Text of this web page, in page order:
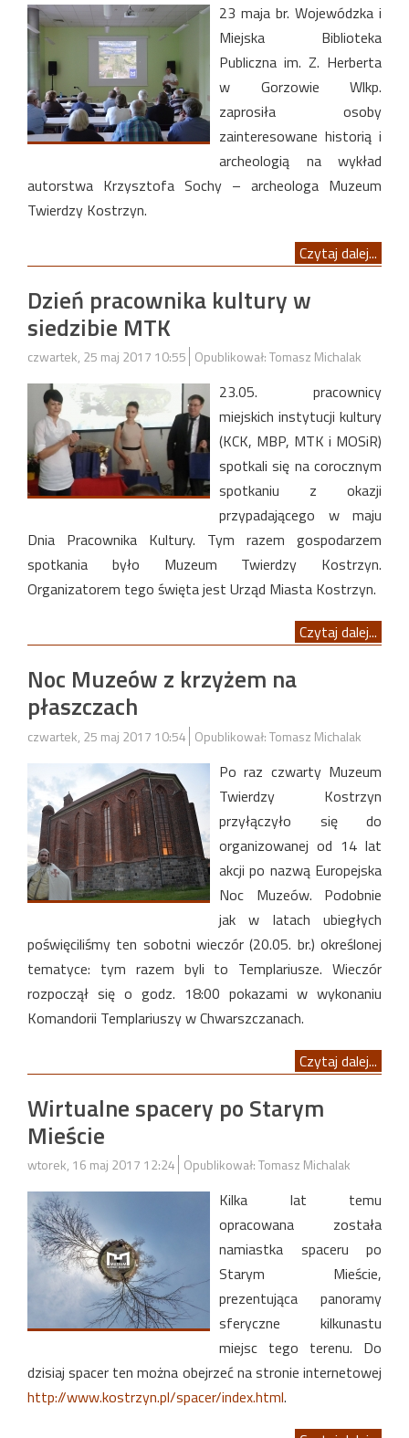
23 maja br. Wojewódzka i
Miejska Biblioteka
Publiczna im. Z. Herberta
w Gorzowie Wlkp.
zaprosiła osoby
zainteresowane historią i
archeologią na wykład
autorstwa Krzysztofa Sochy – archeologa Muzeum
Twierdzy Kostrzyn.
Czytaj dalej...
Dzień pracownika kultury w
siedzibie MTK
czwartek, 25 maj 2017 10:55 Opublikował: Tomasz Michalak
23.05. pracownicy
miejskich instytucji kultury
(KCK, MBP, MTK i MOSiR)
spotkali się na corocznym
spotkaniu z okazji
przypadającego w maju
Dnia Pracownika Kultury. Tym razem gospodarzem
spotkania było Muzeum Twierdzy Kostrzyn.
Organizatorem tego święta jest Urząd Miasta Kostrzyn.
Czytaj dalej...
Noc Muzeów z krzyżem na
płaszczach
czwartek, 25 maj 2017 10:54 Opublikował: Tomasz Michalak
Po raz czwarty Muzeum
Twierdzy Kostrzyn
przyłączyło się do
organizowanej od 14 lat
akcji po nazwą Europejska
Noc Muzeów. Podobnie
jak w latach ubiegłych
poświęciliśmy ten sobotni wieczór (20.05. br.) określonej
tematyce: tym razem byli to Templariusze. Wieczór
rozpoczął się o godz. 18:00 pokazami w wykonaniu
Komandorii Templariuszy w Chwarszczanach.
Czytaj dalej...
Wirtualne spacery po Starym
Mieście
wtorek, 16 maj 2017 12:24 Opublikował: Tomasz Michalak
Kilka lat temu
opracowana została
namiastka spaceru po
Starym Mieście,
prezentująca panoramy
sferyczne kilkunastu
miejsc tego terenu. Do
dzisiaj spacer ten można obejrzeć na stronie internetowej
http://www.kostrzyn.pl/spacer/index.html.